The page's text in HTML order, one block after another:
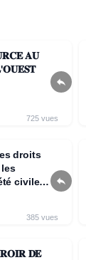
𝐀𝐔
725 vues

droits
les
civile
385 vues

𝐃𝐄